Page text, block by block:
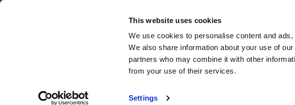
This website uses cookies
We use cookies to personalise content and
We also share information about your use of
partners who may combine it with other
from your use of their services.
Settings
Overslaan
SEO Downloads
Recensies
Home > Backlinks Verwijderen In Search Console